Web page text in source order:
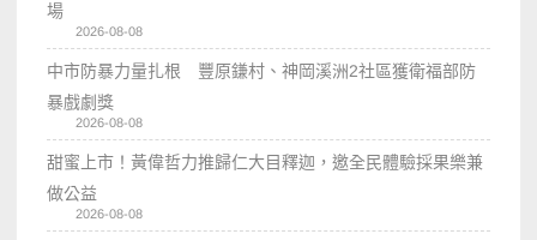
場
2026-08-08
中市防暴力量扎根 豐原鎌村、神岡溪洲2社區獲衛福部防
暴戲劇獎
2026-08-08
甜蜜上市！黃偉哲力推歸仁大目釋迦，邀全民體驗採果樂兼
做公益
2026-08-08